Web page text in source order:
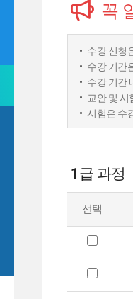
꼭
수강 신청
수강 기간
수강 기간
교안 및
시험은 수
1급 과정
선택